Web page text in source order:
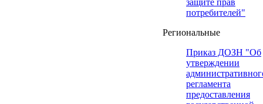
защите прав
потребителей"
Региональные
Приказ ДОЗН "Об
утверждении
регламента
предоставления